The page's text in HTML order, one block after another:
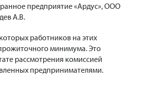
предприятие «Ардус», ООО
А.В.
работников на этих
минимума. Это
рассмотрения комиссией
предпринимателями.